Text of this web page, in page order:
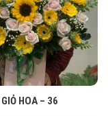
GIỎ HOA – 36